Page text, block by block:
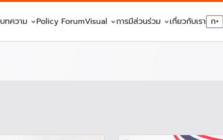
บทความ Policy ForumVisual การมีส่วนร่วม เกี่ยวกับเรา ก+